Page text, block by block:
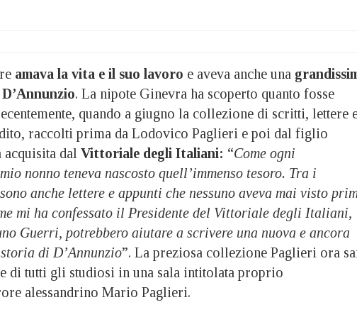
amava la vita e il suo lavoro e aveva anche una
. La nipote Ginevra ha scoperto quanto fosse
quando a giugno la collezione di scritti, lettere
raccolti prima da Lodovico Paglieri e poi dal figlio
acquisita dal Vittoriale degli Italiani: “Come ogni
nonno teneva nascosto quell’immenso tesoro. Tra i
anche lettere e appunti che nessuno aveva mai visto
mi ha confessato il Presidente del Vittoriale degli Italiani,
Guerri, potrebbero aiutare a scrivere una nuova e ancora
di D’Annunzio”. La preziosa collezione Paglieri ora
di tutti gli studiosi in una sala intitolata proprio
alessandrino Mario Paglieri.